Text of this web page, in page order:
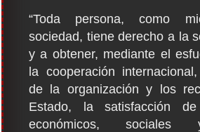
“Toda persona, como
sociedad, tiene derecho a la
y a obtener, mediante el
la cooperación
de la organización y los
Estado, la satisfacción
económicos, sociales